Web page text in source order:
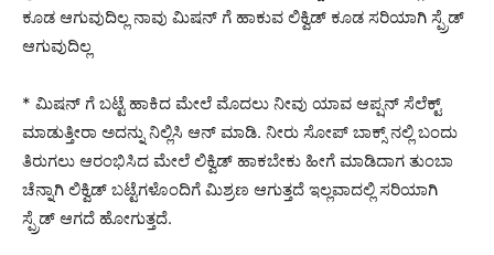
ಕೂಡ ಆಗುವುದಿಲ್ಲ ನಾವು ಮಿಷನ್ ಗೆ ಹಾಕುವ ಲಿಕ್ವಿಡ್ ಕೂಡ ಸರಿಯಾಗಿ ಸ್ಪ್ರೆಡ್
ಆಗುವುದಿಲ್ಲ
* ಮಿಷನ್ ಗೆ ಬಟ್ಟೆ ಹಾಕಿದ ಮೇಲೆ ಮೊದಲು ನೀವು ಯಾವ ಆಪ್ಷನ್ ಸೆಲೆಕ್ಟ್
ಮಾಡುತ್ತೀರಾ ಅದನ್ನು ನಿಲ್ಲಿಸಿ ಆನ್ ಮಾಡಿ. ನೀರು ಸೋಪ್ ಬಾಕ್ಸ್ ನಲ್ಲಿ ಬಂದು
ತಿರುಗಲು ಆರಂಭಿಸಿದ ಮೇಲೆ ಲಿಕ್ವಿಡ್ ಹಾಕಬೇಕು ಹೀಗೆ ಮಾಡಿದಾಗ ತುಂಬಾ
ಚೆನ್ನಾಗಿ ಲಿಕ್ವಿಡ್ ಬಟ್ಟೆಗಳೊಂದಿಗೆ ಮಿಶ್ರಣ ಆಗುತ್ತದೆ ಇಲ್ಲವಾದಲ್ಲಿ ಸರಿಯಾಗಿ
ಸ್ಪ್ರೆಡ್ ಆಗದೆ ಹೋಗುತ್ತದೆ.